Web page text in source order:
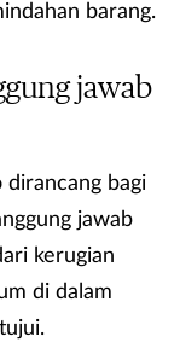
barang.
jawab
dirancang bagi
jawab
kerugian
di dalam